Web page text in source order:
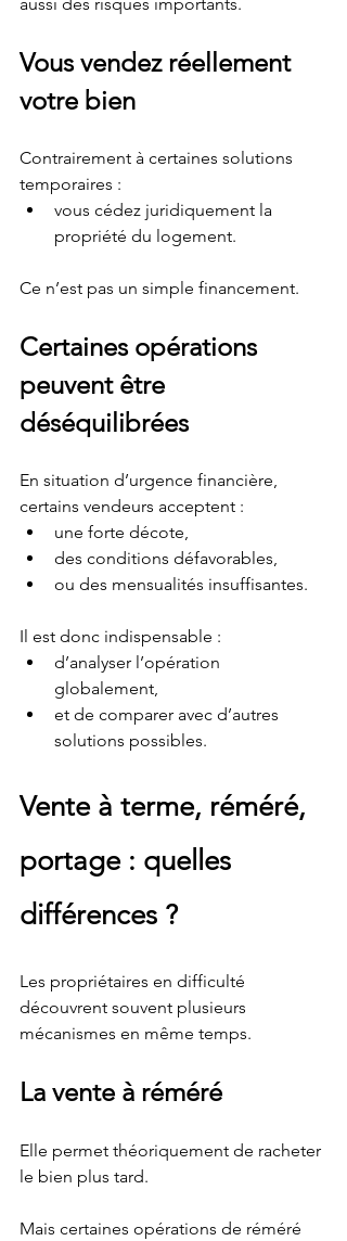
Vous vendez réellement
votre bien
Contrairement à certaines solutions
temporaires :
vous cédez juridiquement la
propriété du logement.
Ce n’est pas un simple financement.
Certaines opérations
peuvent être
déséquilibrées
En situation d’urgence financière,
certains vendeurs acceptent :
une forte décote,
des conditions défavorables,
ou des mensualités insuffisantes.
Il est donc indispensable :
d’analyser l’opération
globalement,
et de comparer avec d’autres
solutions possibles.
Vente à terme, réméré,
portage : quelles
différences ?
Les propriétaires en difficulté
découvrent souvent plusieurs
mécanismes en même temps.
La vente à réméré
Elle permet théoriquement de racheter
le bien plus tard.
Mais certaines opérations de réméré